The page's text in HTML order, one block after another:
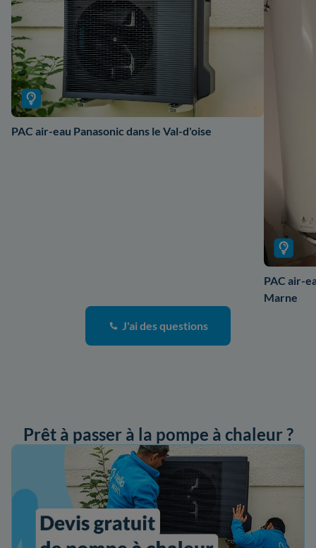
PAC air-eau Panasonic dans le Val-d'oise
PAC air-
Marne
J'ai des questions
Prêt à passer à la pompe à chaleur ?